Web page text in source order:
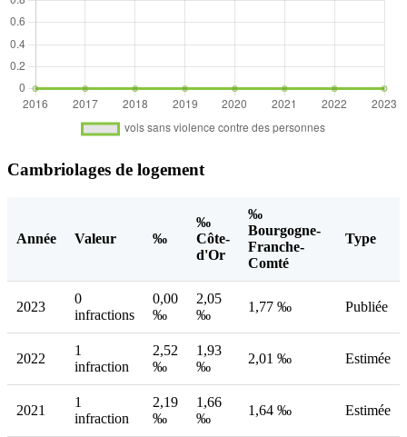
Cambriolages de logement
Année Valeur ‰
‰
Côte-
d'Or
‰
Bourgogne-
Franche-
Comté
Type
2023
0
infractions
0,00
‰
2,05
‰
1,77 ‰ Publiée
2022
1
infraction
2,52
‰
1,93
‰
2,01 ‰ Estimée
2021
1
infraction
2,19
‰
1,66
‰
1,64 ‰ Estimée